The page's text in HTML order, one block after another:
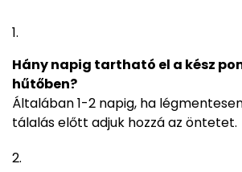
Hány napig tartható el a kész
hűtőben?
Általában 1-2 napig, ha
tálalás előtt adjuk hozzá az öntetet.